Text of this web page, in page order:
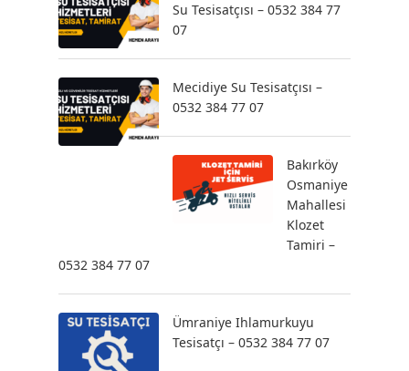
Su Tesisatçısı – 0532 384 77
07
Mecidiye Su Tesisatçısı –
0532 384 77 07
Bakırköy
Osmaniye
Mahallesi
Klozet
Tamiri –
0532 384 77 07
Ümraniye Ihlamurkuyu
Tesisatçı – 0532 384 77 07